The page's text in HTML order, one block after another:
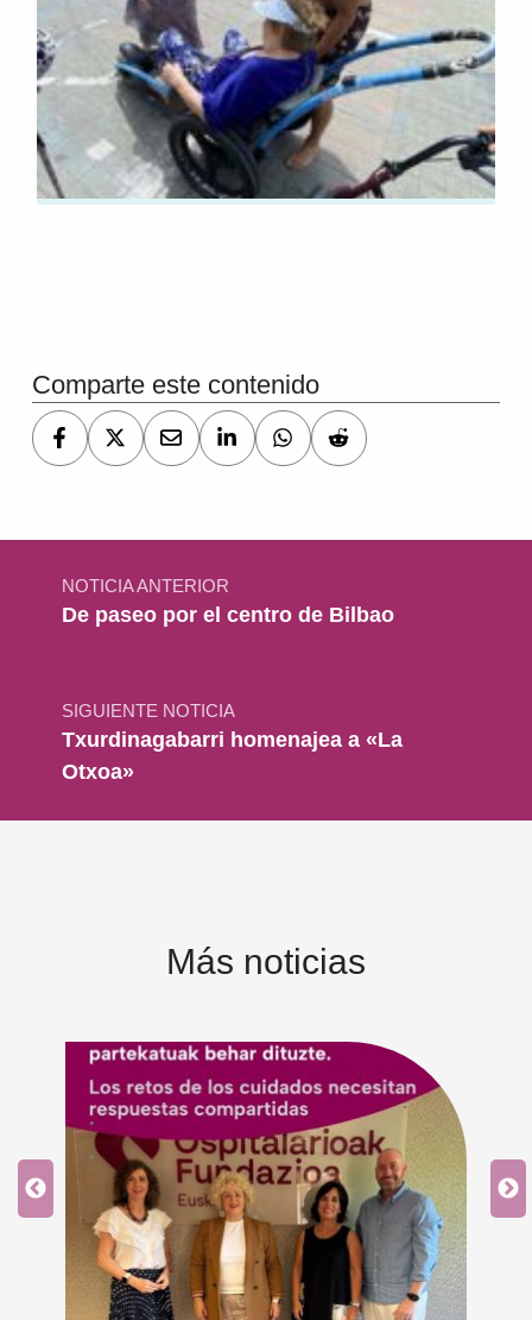
Comparte este contenido
Navegación de entradas
NOTICIA ANTERIOR
De paseo por el centro de Bilbao
SIGUIENTE NOTICIA
Txurdinagabarri homenajea a «La
Otxoa»
Más noticias